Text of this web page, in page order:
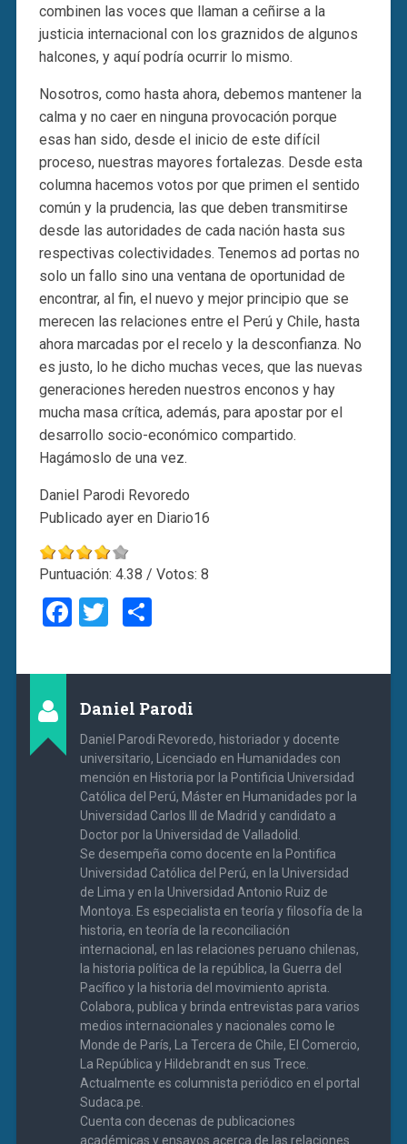
combinen las voces que llaman a ceñirse a la
justicia internacional con los graznidos de algunos
halcones, y aquí podría ocurrir lo mismo.
Nosotros, como hasta ahora, debemos mantener la
calma y no caer en ninguna provocación porque
esas han sido, desde el inicio de este difícil
proceso, nuestras mayores fortalezas. Desde esta
columna hacemos votos por que primen el sentido
común y la prudencia, las que deben transmitirse
desde las autoridades de cada nación hasta sus
respectivas colectividades. Tenemos ad portas no
solo un fallo sino una ventana de oportunidad de
encontrar, al fin, el nuevo y mejor principio que se
merecen las relaciones entre el Perú y Chile, hasta
ahora marcadas por el recelo y la desconfianza. No
es justo, lo he dicho muchas veces, que las nuevas
generaciones hereden nuestros enconos y hay
mucha masa crítica, además, para apostar por el
desarrollo socio-económico compartido.
Hagámoslo de una vez.
Daniel Parodi Revoredo
Publicado ayer en Diario16
Puntuación: 4.38 / Votos: 8
Facebook
TwitterCompartir
Daniel Parodi
Daniel Parodi Revoredo, historiador y docente
universitario, Licenciado en Humanidades con
mención en Historia por la Pontificia Universidad
Católica del Perú, Máster en Humanidades por la
Universidad Carlos III de Madrid y candidato a
Doctor por la Universidad de Valladolid.
Se desempeña como docente en la Pontifica
Universidad Católica del Perú, en la Universidad
de Lima y en la Universidad Antonio Ruiz de
Montoya. Es especialista en teoría y filosofía de la
historia, en teoría de la reconciliación
internacional, en las relaciones peruano chilenas,
la historia política de la república, la Guerra del
Pacífico y la historia del movimiento aprista.
Colabora, publica y brinda entrevistas para varios
medios internacionales y nacionales como le
Monde de París, La Tercera de Chile, El Comercio,
La República y Hildebrandt en sus Trece.
Actualmente es columnista periódico en el portal
Sudaca.pe.
Cuenta con decenas de publicaciones
académicas y ensayos acerca de las relaciones